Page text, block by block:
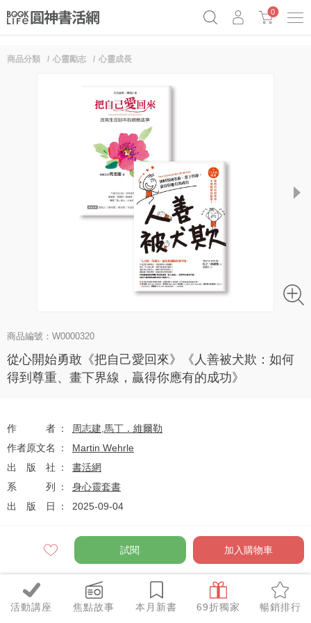
0
活動講座 焦點故事 本月新書 69折獨家 暢銷排行
商品分類 心靈勵志 心靈成長
next
商品編號：W0000320
從心開始勇敢《把自己愛回來》《人善被犬欺：如何
得到尊重、畫下界線，贏得你應有的成功》
作者 周志建 馬丁．維爾勒
作者原文名
Martin Wehrle
出版社
書活網
系列
身心靈套書
出版日
2025-09-04
$760
優惠價 折
試閱 加入購物車